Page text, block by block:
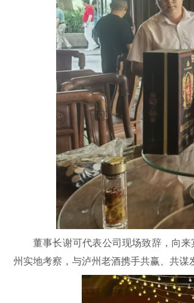
董事长谢可代表公司现场致辞，向
州实地考察，与泸州老酒携手共赢、共谋